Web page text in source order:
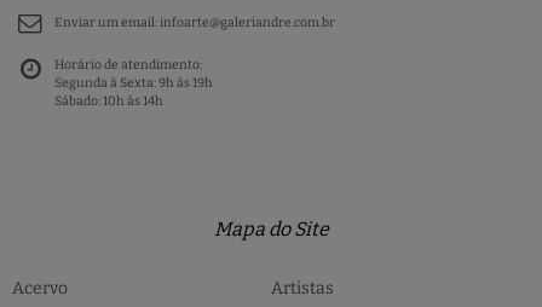
Enviar um email:infoarte@galeriandre.com.br
Horário de atendimento:
Segunda à Sexta: 9h às 19h
Sábado: 10h às 14h
Mapa do Site
Acervo
Artistas